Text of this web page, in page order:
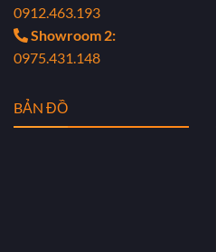
0912.463.193
Showroom 2:
0975.431.148
BẢN ĐỒ